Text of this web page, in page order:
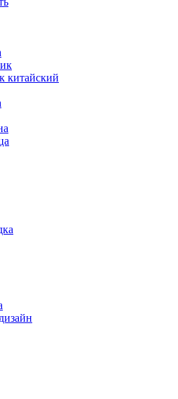
китайский